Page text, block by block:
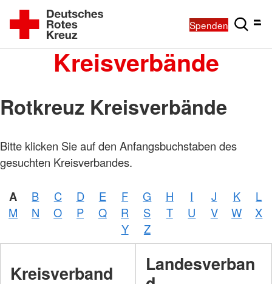
Spenden
Kreisverbände
Rotkreuz Kreisverbände
Bitte klicken Sie auf den Anfangsbuchstaben des
gesuchten Kreisverbandes.
A B C D E F G H I J K
L
M
N O P Q R S T U V W
X
Y
Z
Kreisverband
Landesverban